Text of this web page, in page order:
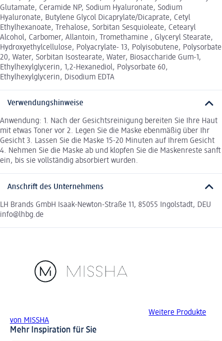
Glutamate, Ceramide NP, Sodium Hyaluronate, Sodium
Hyaluronate, Butylene Glycol Dicaprylate/Dicaprate, Cetyl
Ethylhexanoate, Trehalose, Sorbitan Sesquioleate, Cetearyl
Alcohol, Carbomer, Allantoin, Tromethamine , Glyceryl Stearate,
Hydroxyethylcellulose, Polyacrylate- 13, Polyisobutene, Polysorbate
20, Water, Sorbitan Isostearate, Water, Biosaccharide Gum-1,
Ethylhexylglycerin, 1,2-Hexanediol, Polysorbate 60,
Ethylhexylglycerin, Disodium EDTA
Verwendungshinweise
Anwendung: 1. Nach der Gesichtsreinigung bereiten Sie Ihre Haut
mit etwas Toner vor 2. Legen Sie die Maske ebenmäßig über Ihr
Gesicht 3. Lassen Sie die Maske 15-20 Minuten auf Ihrem Gesicht
4. Nehmen Sie die Maske ab und klopfen Sie die Maskenreste sanft
ein, bis sie vollständig absorbiert wurden.
Anschrift des Unternehmens
LH Brands GmbH Isaak-Newton-Straße 11, 85055 Ingolstadt, DEU
info@lhbg.de
Weitere Produkte
von MISSHA
Mehr Inspiration für Sie